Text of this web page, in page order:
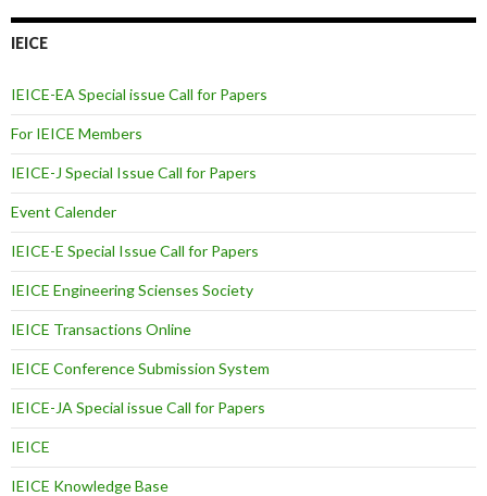
IEICE
IEICE-EA Special issue Call for Papers
For IEICE Members
IEICE-J Special Issue Call for Papers
Event Calender
IEICE-E Special Issue Call for Papers
IEICE Engineering Scienses Society
IEICE Transactions Online
IEICE Conference Submission System
IEICE-JA Special issue Call for Papers
IEICE
IEICE Knowledge Base